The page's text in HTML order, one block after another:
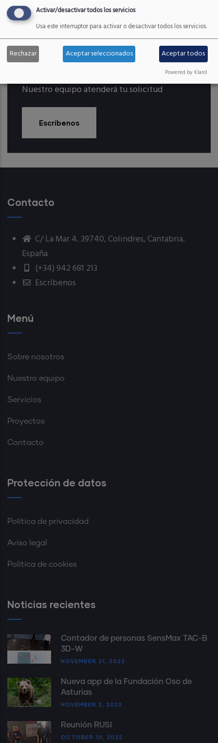
Especies y Hábitats
Nuestro equipo atenderá tu solicitud
Escríbenos
Contacto
C/ La Mar 4. 39740, Colindres, Cantabria.
España
(+34) 942 681 213
Escríbenos
Menú
Sobre nosotros
Nuestro equipo
Servicios
Proyectos
Contacto
Protección de datos
Política de privacidad
Aviso legal
Política de cookies
Noticias recientes
Contador de personas SensMax TAC-B
3D-W
NOVEMBER 21, 2022
Nueva app de la Fundación Oso de
Asturias
NOVEMBER 3, 2022
Reunión RUSI
OCTOBER 10, 2022
Activar/desactivar todos los servicios
Usa este interruptor para activar o desactivar todos los servicios.
Rechazar Aceptar seleccionados Aceptar todos
Powered by Klaro!